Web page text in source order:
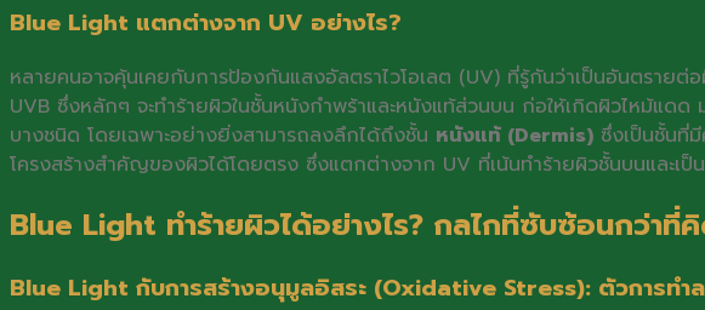
Blue Light แตกต่างจาก UV อย่างไร?
หลายคนอาจคุ้นเคยกับการป้องกันแสงอัลตราไวโอเลต (UV) ที่รู้กันว่าเป็นอันตรา
UVB ซึ่งหลักๆ จะทำร้ายผิวในชั้นหนังกำพร้าและหนังแท้ส่วนบน ก่อให้เกิดผิวไหม้แด
บางชนิด โดยเฉพาะอย่างยิ่งสามารถลงลึกได้ถึงชั้น หนังแท้ (Dermis) ซึ่งเป็นชั้นที่
โครงสร้างสำคัญของผิวได้โดยตรง ซึ่งแตกต่างจาก UV ที่เน้นทำร้ายผิวชั้นบนและเ
Blue Light ทำร้ายผิวได้อย่างไร? กลไกที่ซับซ้อนกว่าที่
Blue Light กับการสร้างอนุมูลอิสระ (Oxidative Stress): ตัวการทำล